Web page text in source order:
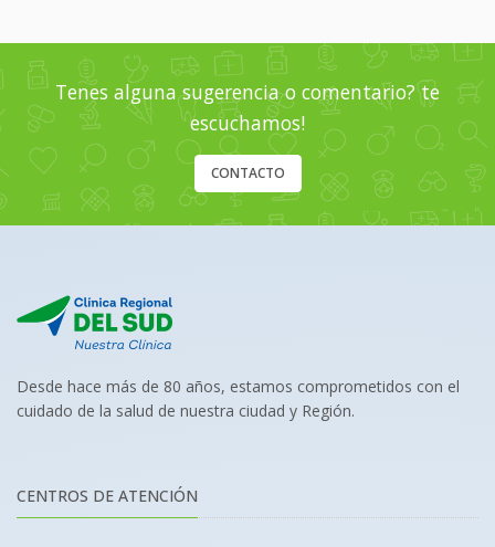
Tenes alguna sugerencia o comentario? te
escuchamos!
CONTACTO
Desde hace más de 80 años, estamos comprometidos con el
cuidado de la salud de nuestra ciudad y Región.
CENTROS DE ATENCIÓN